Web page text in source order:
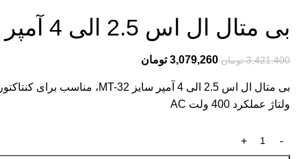
بی متال ال اس 2.5 الی 4 آمپر سایز MT-32
3,421,400 تومان 3,079,260 تومان
ولتاژ عملکرد 400 ولت AC